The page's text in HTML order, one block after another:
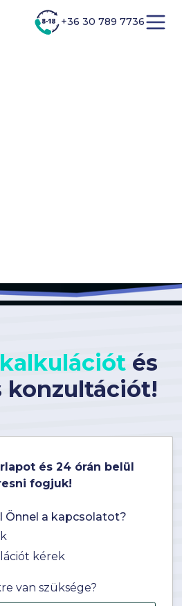
+36 30 789 7736
és
konzultációt!
és 24 órán belül
fogjuk!
Önnel a kapcsolatot?
kérek
van szüksége?